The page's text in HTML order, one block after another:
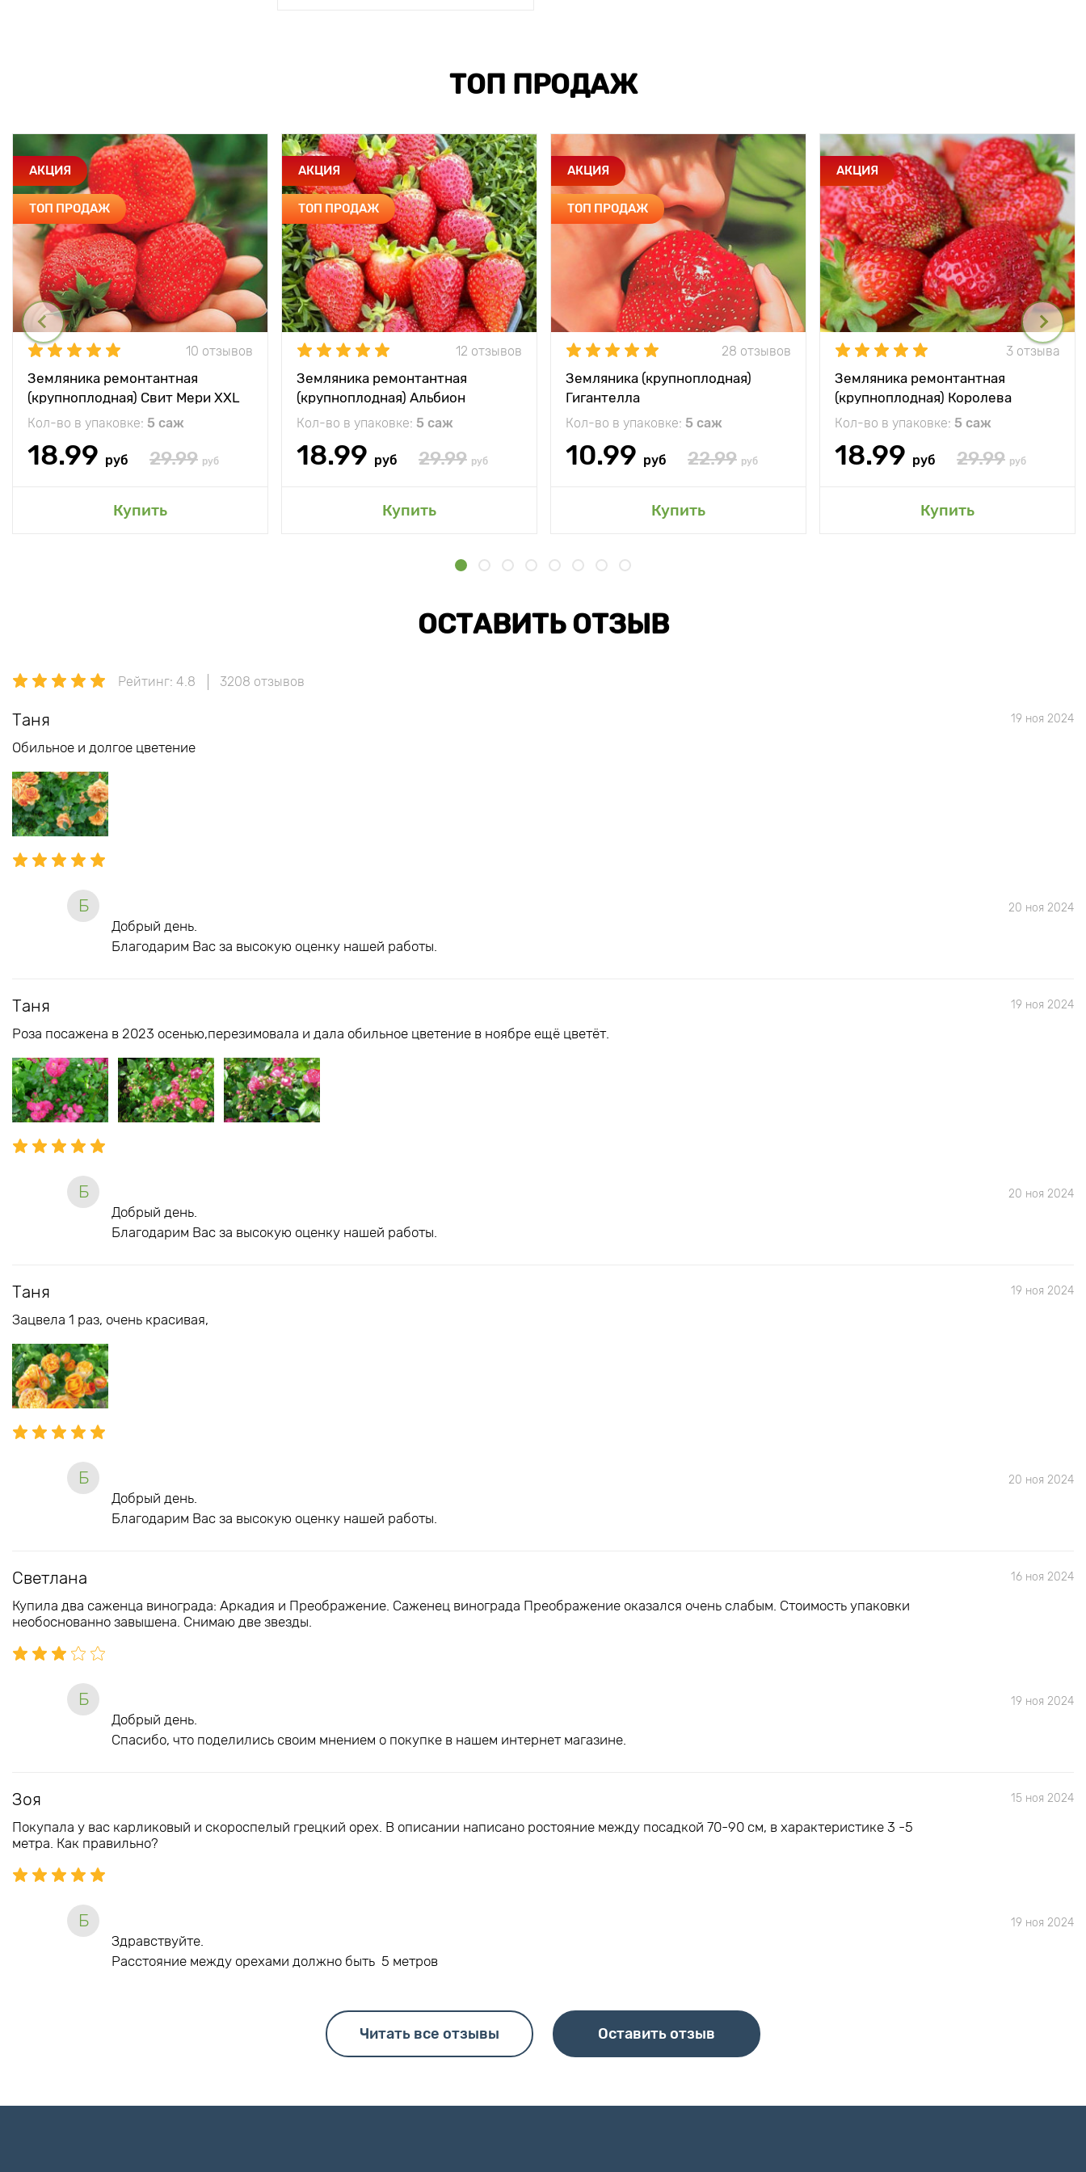
ТОП ПРОДАЖ
АКЦИЯ
ТОП ПРОДАЖ
10 отзывов
Земляника ремонтантная
(крупноплодная) Свит Мери XXL
Кол-во в упаковке: 5 саж
18.99 руб 29.99 руб
Купить
АКЦИЯ
ТОП ПРОДАЖ
12 отзывов
Земляника ремонтантная
(крупноплодная) Альбион
Кол-во в упаковке: 5 саж
18.99 руб 29.99 руб
Купить
АКЦИЯ
ТОП ПРОДАЖ
28 отзывов
Земляника (крупноплодная)
Гигантелла
Кол-во в упаковке: 5 саж
10.99 руб 22.99 руб
Купить
АКЦИЯ
3 отзыва
Земляника ремонтантная
(крупноплодная) Королева
Елизавета
Кол-во в упаковке: 5 саж
18.99 руб 29.99 руб
Купить
ОСТАВИТЬ ОТЗЫВ
Рейтинг: 4.8 3208 отзывов
Таня 19 ноя 2024
Обильное и долгое цветение
Б 20 ноя 2024
Добрый день.
Благодарим Вас за высокую оценку нашей работы.
Таня 19 ноя 2024
Роза посажена в 2023 осенью,перезимовала и дала обильное цветение в ноябре ещё цветёт.
Б 20 ноя 2024
Добрый день.
Благодарим Вас за высокую оценку нашей работы.
Таня 19 ноя 2024
Зацвела 1 раз, очень красивая,
Б 20 ноя 2024
Добрый день.
Благодарим Вас за высокую оценку нашей работы.
Светлана 16 ноя 2024
Купила два саженца винограда: Аркадия и Преображение. Саженец винограда Преображение оказался очень слабым. Стоимость упаковки
необоснованно завышена. Снимаю две звезды.
Б 19 ноя 2024
Добрый день.
Спасибо, что поделились своим мнением о покупке в нашем интернет магазине.
Зоя 15 ноя 2024
Покупала у вас карликовый и скороспелый грецкий орех. В описании написано ростояние между посадкой 70-90 см, в характеристике 3 -5
метра. Как правильно?
Б 19 ноя 2024
Здравствуйте.
Расстояние между орехами должно быть 5 метров
Читать все отзывы Оставить отзыв